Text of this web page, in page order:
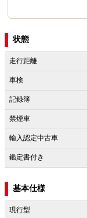
状態
走行距離
車検
記録簿
禁煙車
輸入認定中古車
鑑定書付き
基本仕様
現行型